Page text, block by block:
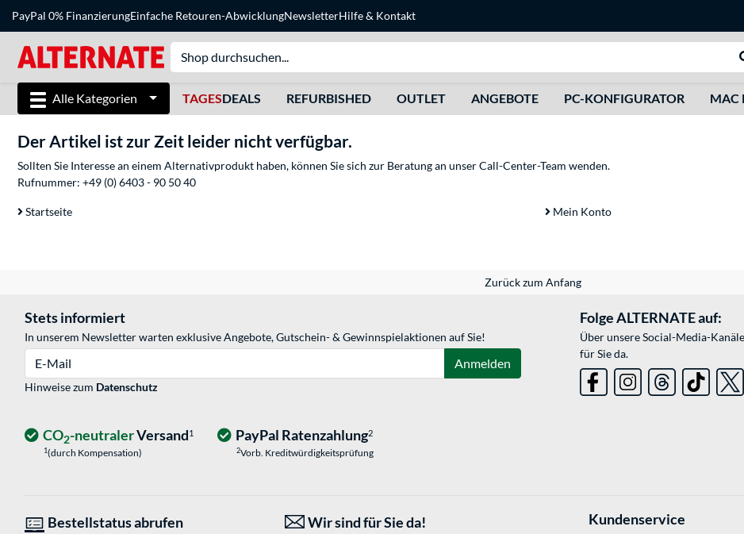
PayPal 0% FinanzierungEinfache Retouren-AbwicklungNewsletterHilfe& Kontakt
Alle Kategorien TAGESDEALS REFURBISHED OUTLET ANGEBOTE PC-KONFIGURATOR MAC
Der Artikel ist zur Zeit leider nicht verfügbar.
Sollten Sie Interesse an einem Alternativprodukt haben, können Sie sich zur Beratung an unser Call-Center-Team wenden.
Rufnummer: +49 (0) 6403 - 90 50 40
Startseite Mein Konto
Zurück zum Anfang
Stets informiert
In unserem Newsletter warten exklusive Angebote, Gutschein- & Gewinnspielaktionen auf Sie!
Anmelden
Hinweise zum Datenschutz
Folge ALTERNATE auf:
Über unsere Social-Media-
für Sie da.
CO2-neutralerVersand1
1(durch Kompensation)
PayPal Ratenzahlung2
2Vorb. Kreditwürdigkeitsprüfung
Bestellstatus abrufen Wir sind für Sie da! Kundenservice